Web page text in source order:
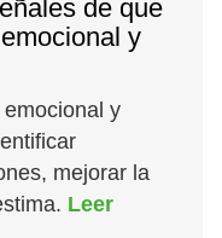
de que
y
y
mejorar la
Leer